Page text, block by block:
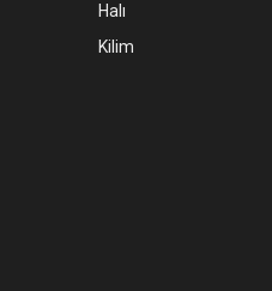
Halı
Kilim